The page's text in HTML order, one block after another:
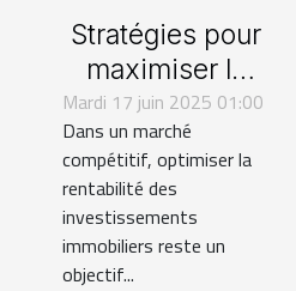
Stratégies pour
maximiser la
rentabilité de
vos
investissements
immobiliers
Mardi 17 juin 2025 01:00
Dans un marché
compétitif, optimiser la
rentabilité des
investissements
immobiliers reste un
objectif...